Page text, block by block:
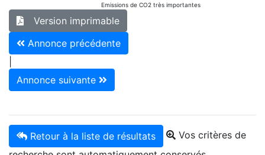
Emissions de CO2 très importantes
Version imprimable
Annonce précédente
Annonce suivante
Retour à la liste de résultats
Vos critères de